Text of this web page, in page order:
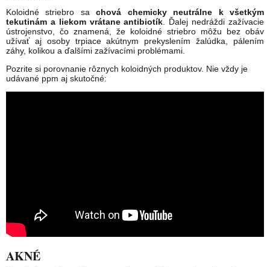
Koloidné striebro sachová chemicky neutrálne k všetkým
tekutinám a liekom vrátane antibiotík . Ďalej nedráždi zažívacie
ústrojenstvo, čo znamená, že koloidné striebro môžu bez obáv
užívať aj osoby trpiace akútnym prekyslením žalúdka, pálením
záhy, kolikou a ďalšími zažívacími problémami.
Pozrite si porovnanie rôznych koloidných produktov. Nie vždy je
udávané ppm aj skutočné:
AKNÉ